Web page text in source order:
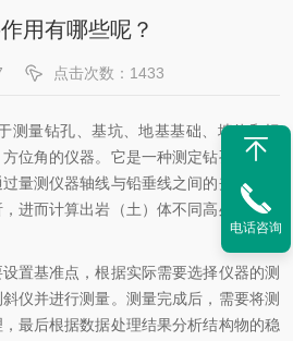
用有哪些呢？
点击次数：1433
测量钻孔、基坑、地基基础、墙体和坝
位角的仪器。它是一种测定钻孔倾角和
量测仪器轴线与铅垂线之间的夹角变化
进而计算出岩（土）体不同高处的水平
基准点，根据实际需要选择仪器的测
仪并进行测量。测量完成后，需要将测
最后根据数据处理结果分析结构物的稳
电话咨询